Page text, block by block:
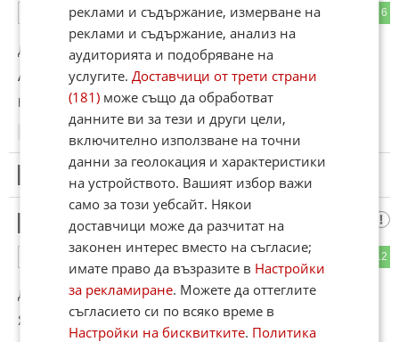
6
ОТГОВОР
До коментар #1от "Последния Софиянец":
Ало кучешките кебапчета, що си измисляш?
Коментиран от #5
Този коментар е премахнат от модератор.
Последния Софиянец
12
До коментар#3от "Варненец":
Япония купи петрол от остров Сахалин.Факт!
реклами и съдържание, измерване на
реклами и съдържание, анализ на
аудиторията и подобряване на
услугите.Доставчици от трети страни
(181) може също да обработват
данните ви за тези и други цели,
включително използване на точни
данни за геолокация и характеристики
на устройството. Вашият избор важи
само за този уебсайт. Някои
доставчици може да разчитат на
законен интерес вместо на съгласие;
имате право да възразите в Настройки
за рекламиране. Можете да оттеглите
съгласието си по всяко време в
Настройки на бисквитките. Политика